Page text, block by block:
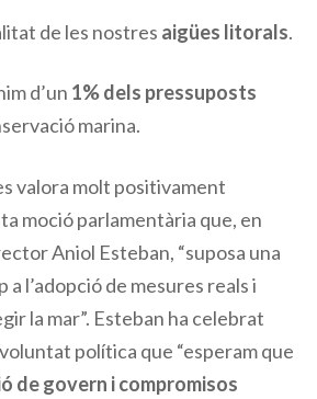
de les nostres aigües litorals.
d’un 1% dels pressuposts
marina.
valora molt positivament
moció parlamentària que, en
Aniol Esteban, “suposa una
a l’adopció de mesures reals i
la mar”. Esteban ha celebrat
política que “esperam que
de govern i compromisos